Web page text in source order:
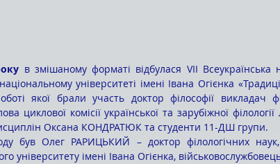
в змішаному форматі відбулася VIІ
університеті імені Івана Огієнка
якої брали участь доктор філософії викладач
циклової комісії української та зарубіжної
Оксана КОНДРАТЮК та студенти 11-ДШ групи.
університету імені Івана Огієнка,